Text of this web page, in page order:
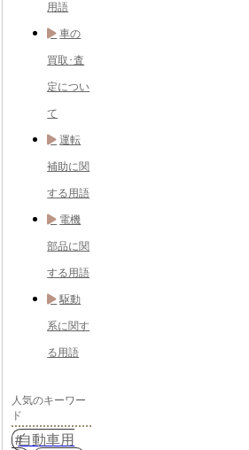
用語
車の
買取･査
定につい
て
運転
補助に関
する用語
電機
部品に関
する用語
駆動
系に関す
る用語
人気のキーワー
ド
自動車用